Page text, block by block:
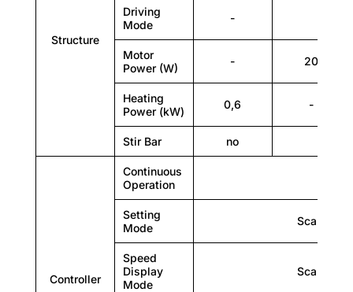
Motor power (W)
Structure
Driving
Mode
-
Motor
Power (W)
- 20
Heating
Power (kW)
0,6 -
Stir Bar no
Controller
Continuous
Operation
Setting
Mode
Scale
Speed
Display
Mode
Scale